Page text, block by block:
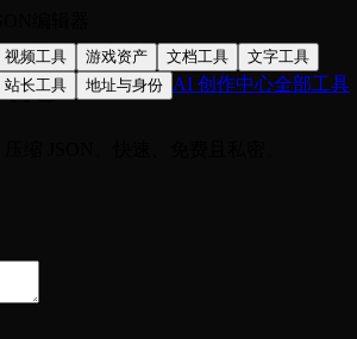
视频工具 游戏资产 文档工具
文字工具
站长工具 地址与身份 AI 创作中心全部工具
化